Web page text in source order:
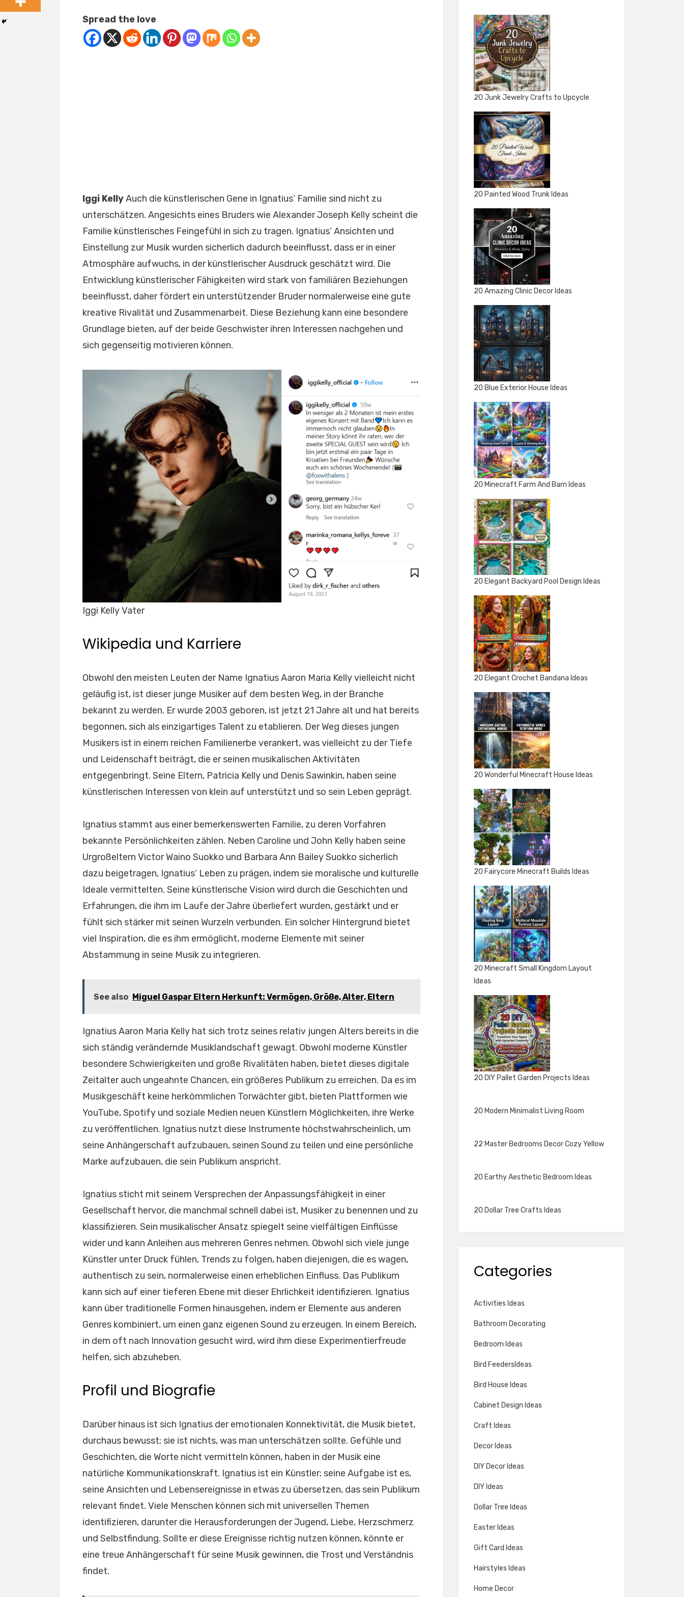
Spread the love
Iggi KellyAuch die künstlerischen Gene in Ignatius‘ Familie sind nicht zu
unterschätzen. Angesichts eines Bruders wie Alexander Joseph Kelly scheint die
Familie künstlerisches Feingefühl in sich zu tragen. Ignatius‘ Ansichten und
Einstellung zur Musik wurden sicherlich dadurch beeinflusst, dass er in einer
Atmosphäre aufwuchs, in der künstlerischer Ausdruck geschätzt wird. Die
Entwicklung künstlerischer Fähigkeiten wird stark von familiären Beziehungen
beeinflusst, daher fördert ein unterstützender Bruder normalerweise eine gute
kreative Rivalität und Zusammenarbeit. Diese Beziehung kann eine besondere
Grundlage bieten, auf der beide Geschwister ihren Interessen nachgehen und
sich gegenseitig motivieren können.
Iggi Kelly Vater
Wikipedia und Karriere
Obwohl den meisten Leuten der Name Ignatius Aaron Maria Kelly vielleicht nicht
geläufig ist, ist dieser junge Musiker auf dem besten Weg, in der Branche
bekannt zu werden. Er wurde 2003 geboren, ist jetzt 21 Jahre alt und hat bereits
begonnen, sich als einzigartiges Talent zu etablieren. Der Weg dieses jungen
Musikers ist in einem reichen Familienerbe verankert, was vielleicht zu der Tiefe
und Leidenschaft beiträgt, die er seinen musikalischen Aktivitäten
entgegenbringt. Seine Eltern, Patricia Kelly und Denis Sawinkin, haben seine
künstlerischen Interessen von klein auf unterstützt und so sein Leben geprägt.
Ignatius stammt aus einer bemerkenswerten Familie, zu deren Vorfahren
bekannte Persönlichkeiten zählen. Neben Caroline und John Kelly haben seine
Urgroßeltern Victor Waino Suokko und Barbara Ann Bailey Suokko sicherlich
dazu beigetragen, Ignatius‘ Leben zu prägen, indem sie moralische und kulturelle
Ideale vermittelten. Seine künstlerische Vision wird durch die Geschichten und
Erfahrungen, die ihm im Laufe der Jahre überliefert wurden, gestärkt und er
fühlt sich stärker mit seinen Wurzeln verbunden. Ein solcher Hintergrund bietet
viel Inspiration, die es ihm ermöglicht, moderne Elemente mit seiner
Abstammung in seine Musik zu integrieren.
See also Miguel Gaspar Eltern Herkunft: Vermögen, Größe, Alter, Eltern
Ignatius Aaron Maria Kelly hat sich trotz seines relativ jungen Alters bereits in die
sich ständig verändernde Musiklandschaft gewagt. Obwohl moderne Künstler
besondere Schwierigkeiten und große Rivalitäten haben, bietet dieses digitale
Zeitalter auch ungeahnte Chancen, ein größeres Publikum zu erreichen. Da es im
Musikgeschäft keine herkömmlichen Torwächter gibt, bieten Plattformen wie
YouTube, Spotify und soziale Medien neuen Künstlern Möglichkeiten, ihre Werke
zu veröffentlichen. Ignatius nutzt diese Instrumente höchstwahrscheinlich, um
seine Anhängerschaft aufzubauen, seinen Sound zu teilen und eine persönliche
Marke aufzubauen, die sein Publikum anspricht.
Ignatius sticht mit seinem Versprechen der Anpassungsfähigkeit in einer
Gesellschaft hervor, die manchmal schnell dabei ist, Musiker zu benennen und zu
klassifizieren. Sein musikalischer Ansatz spiegelt seine vielfältigen Einflüsse
wider und kann Anleihen aus mehreren Genres nehmen. Obwohl sich viele junge
Künstler unter Druck fühlen, Trends zu folgen, haben diejenigen, die es wagen,
authentisch zu sein, normalerweise einen erheblichen Einfluss. Das Publikum
kann sich auf einer tieferen Ebene mit dieser Ehrlichkeit identifizieren. Ignatius
kann über traditionelle Formen hinausgehen, indem er Elemente aus anderen
Genres kombiniert, um einen ganz eigenen Sound zu erzeugen. In einem Bereich,
in dem oft nach Innovation gesucht wird, wird ihm diese Experimentierfreude
helfen, sich abzuheben.
Profil und Biografie
Darüber hinaus ist sich Ignatius der emotionalen Konnektivität, die Musik bietet,
durchaus bewusst; sie ist nichts, was man unterschätzen sollte. Gefühle und
Geschichten, die Worte nicht vermitteln können, haben in der Musik eine
natürliche Kommunikationskraft. Ignatius ist ein Künstler; seine Aufgabe ist es,
seine Ansichten und Lebensereignisse in etwas zu übersetzen, das sein Publikum
relevant findet. Viele Menschen können sich mit universellen Themen
identifizieren, darunter die Herausforderungen der Jugend, Liebe, Herzschmerz
und Selbstfindung. Sollte er diese Ereignisse richtig nutzen können, könnte er
eine treue Anhängerschaft für seine Musik gewinnen, die Trost und Verständnis
findet.
20 Junk Jewelry Crafts to Upcycle
20 Painted Wood Trunk Ideas
20 Amazing Clinic Decor Ideas
20 Blue Exterior House Ideas
20 Minecraft Farm And Barn Ideas
20 Elegant Backyard Pool Design Ideas
20 Elegant Crochet Bandana Ideas
20 Wonderful Minecraft House Ideas
20 Fairycore Minecraft Builds Ideas
20 Minecraft Small Kingdom Layout
Ideas
20 DIY Pallet Garden Projects Ideas
20 Modern Minimalist Living Room
22 Master Bedrooms Decor Cozy Yellow
20 Earthy Aesthetic Bedroom Ideas
20 Dollar Tree Crafts Ideas
Categories
Activities Ideas
Bathroom Decorating
Bedroom Ideas
Bird FeedersIdeas
Bird House Ideas
Cabinet Design Ideas
Craft Ideas
Decor Ideas
DIY Decor Ideas
DIY Ideas
Dollar Tree Ideas
Easter Ideas
Gift Card Ideas
Hairstyles Ideas
Home Decor